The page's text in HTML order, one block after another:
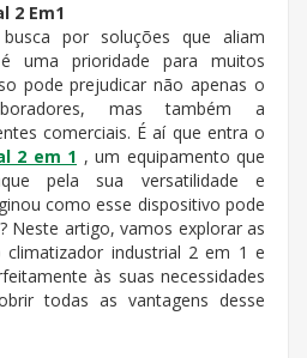
2 Em1
por soluções que aliam
uma prioridade para muitos
pode prejudicar não apenas o
mas também a
comerciais. É aí que entra o
2 em 1 , um equipamento que
pela sua versatilidade e
como esse dispositivo pode
Neste artigo, vamos explorar as
climatizador industrial 2 em 1 e
às suas necessidades
todas as vantagens desse